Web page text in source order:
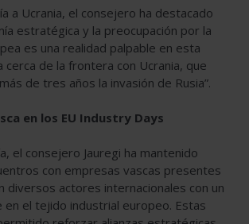
a Ucrania, el consejero ha destacado
estratégica y la preocupación por la
es una realidad palpable en esta
cerca de la frontera con Ucrania, que
de tres años la invasión de Rusia”.
en los EU Industry Days
el consejero Jauregi ha mantenido
con empresas vascas presentes
diversos actores internacionales con un
en el tejido industrial europeo. Estas